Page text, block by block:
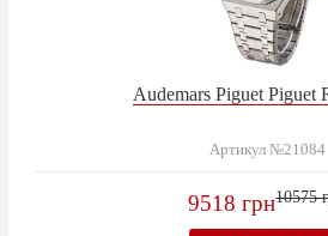
Audemars Piguet Piguet
Артикул №21084
9518 грн10575